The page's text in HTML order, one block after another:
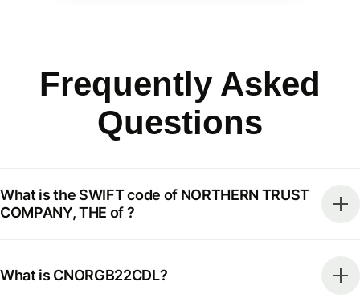
Frequently Asked
Questions
What is the SWIFT code of NORTHERN TRUST
COMPANY, THE of ?
What is CNORGB22CDL?